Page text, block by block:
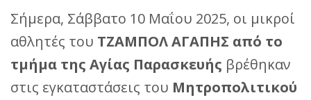
Σήμερα, Σάββατο 10 Μαΐου 2025, οι μικροί
αθλητές του ΤΖΑΜΠΟΛ ΑΓΑΠΗΣ από το
τμήμα της Αγίας Παρασκευής βρέθηκαν
στις εγκαταστάσεις του Μητροπολιτικού